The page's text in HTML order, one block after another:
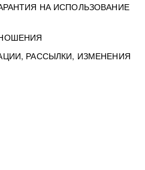
НА ИСПОЛЬЗОВАНИЕ
РАССЫЛКИ, ИЗМЕНЕНИЯ